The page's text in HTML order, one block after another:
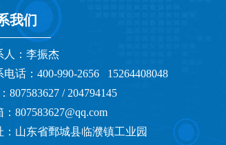
我们
人：李振杰
电话：400-990-2656 15264408048
807583627 / 204794145
：807583627@qq.com
：山东省鄄城县临濮镇工业园